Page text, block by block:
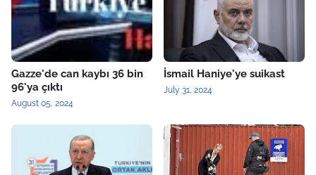
Gazze'de can kaybı 36 bin
96'ya çıktı
August 05, 2024
İsmail Haniye'ye suikast
July 31, 2024